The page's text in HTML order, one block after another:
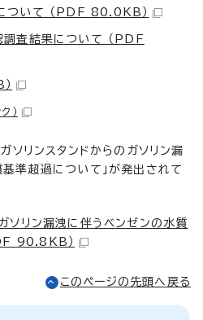
ついて （PDF 80.0KB）
査結果について （PDF
）
リンスタンドからのガソリン漏
準超過について」が発出されて
ソリン漏洩に伴うベンゼンの水質
90.8KB）
このページの先頭へ戻る